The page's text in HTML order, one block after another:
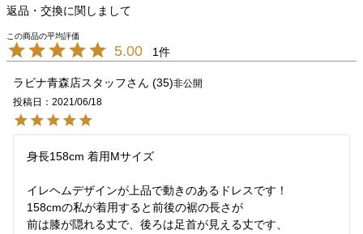
返品・交換に関しまして
5.00 1
ラビナ青森店スタッフ 35 非公開
投稿日
2021/06/18
身長158cm 着用Mサイズ
イレヘムデザインが上品で動きのあるドレスです！
158cmの私が着用すると前後の裾の長さが
前は膝が隠れる丈で、後ろは足首が見える丈です、